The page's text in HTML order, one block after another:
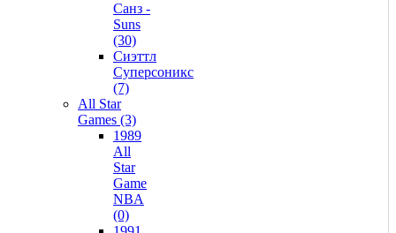
Санз -
Suns
(30)
Сиэттл
Суперсоникс
(7)
All Star
Games (3)
1989
All
Star
Game
NBA
(0)